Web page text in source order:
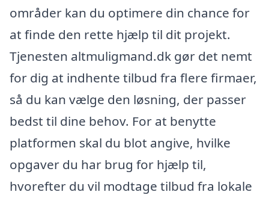
områder kan du optimere din chance for
at finde den rette hjælp til dit projekt.
Tjenesten altmuligmand.dk gør det nemt
for dig at indhente tilbud fra flere firmaer,
så du kan vælge den løsning, der passer
bedst til dine behov. For at benytte
platformen skal du blot angive, hvilke
opgaver du har brug for hjælp til,
hvorefter du vil modtage tilbud fra lokale